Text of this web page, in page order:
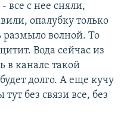
все с нее сняли,
опалубку только
размыло волной. То
Вода сейчас из
в канале такой
долго. А еще кучу
без связи все, без